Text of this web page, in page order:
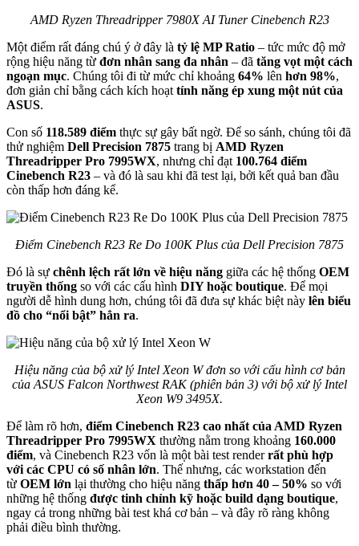
AMD Ryzen Threadripper 7980X AI Tuner Cinebench R23
Một điểm rất đáng chú ý ở đây là tỷ lệ MP Ratio – tức mức độ mở
rộng hiệu năng từ đơn nhân sang đa nhân – đã tăng vọt một cách
ngoạn mục. Chúng tôi đi từ mức chỉ khoảng 64% lên hơn 98%,
đơn giản chỉ bằng cách kích hoạt tính năng ép xung một nút của
ASUS.
Con số 118.589 điểm thực sự gây bất ngờ. Để so sánh, chúng tôi đã
thử nghiệm Dell Precision 7875 trang bị AMD Ryzen
Threadripper Pro 7995WX, nhưng chỉ đạt 100.764 điểm
Cinebench R23 – và đó là sau khi đã test lại, bởi kết quả ban đầu
còn thấp hơn đáng kể.
Điểm Cinebench R23 Re Do 100K Plus của Dell Precision 7875
Đó là sự chênh lệch rất lớn về hiệu năng giữa các hệ thống OEM
truyền thống so với các cấu hình DIY hoặc boutique. Để mọi
người dễ hình dung hơn, chúng tôi đã đưa sự khác biệt này lên biểu
đồ cho “nổi bật” hẳn ra.
Hiệu năng của bộ xử lý Intel Xeon W đơn so với cấu hình cơ bản
của ASUS Falcon Northwest RAK (phiên bản 3) với bộ xử lý Intel
Xeon W9 3495X.
Để làm rõ hơn, điểm Cinebench R23 cao nhất của AMD Ryzen
Threadripper Pro 7995WX thường nằm trong khoảng 160.000
điểm, và Cinebench R23 vốn là một bài test renderrất phù hợp
với các CPU có số nhân lớn. Thế nhưng, các workstation đến
từ OEM lớn lại thường cho hiệu năng thấp hơn 40 – 50% so với
những hệ thống được tinh chỉnh kỹ hoặc build dạng boutique,
ngay cả trong những bài test khá cơ bản – và đây rõ ràng không
phải điều bình thường.